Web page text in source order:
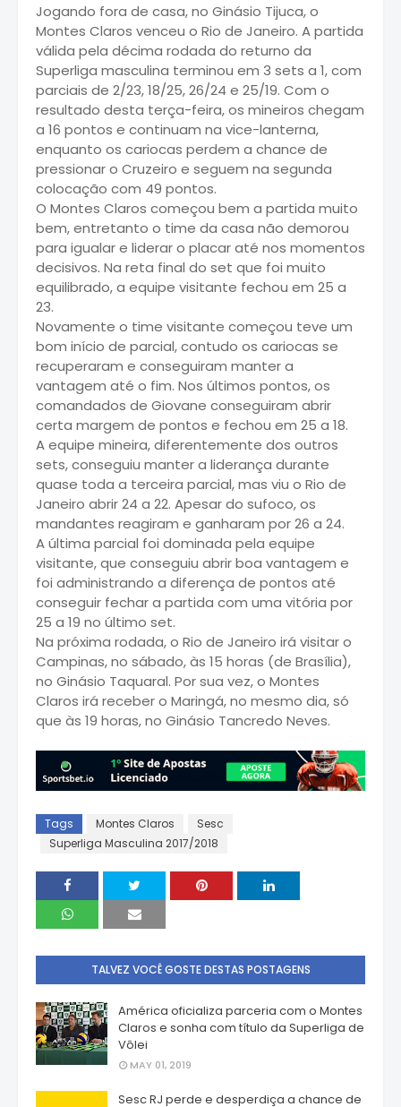
Jogando fora de casa, no Ginásio Tijuca, o
Montes Claros venceu o Rio de Janeiro. A partida
válida pela décima rodada do returno da
Superliga masculina terminou em 3 sets a 1, com
parciais de 2/23, 18/25, 26/24 e 25/19. Com o
resultado desta terça-feira, os mineiros chegam
a 16 pontos e continuam na vice-lanterna,
enquanto os cariocas perdem a chance de
pressionar o Cruzeiro e seguem na segunda
colocação com 49 pontos.
O Montes Claros começou bem a partida muito
bem, entretanto o time da casa não demorou
para igualar e liderar o placar até nos momentos
decisivos. Na reta final do set que foi muito
equilibrado, a equipe visitante fechou em 25 a
23.
Novamente o time visitante começou teve um
bom início de parcial, contudo os cariocas se
recuperaram e conseguiram manter a
vantagem até o fim. Nos últimos pontos, os
comandados de Giovane conseguiram abrir
certa margem de pontos e fechou em 25 a 18.
A equipe mineira, diferentemente dos outros
sets, conseguiu manter a liderança durante
quase toda a terceira parcial, mas viu o Rio de
Janeiro abrir 24 a 22. Apesar do sufoco, os
mandantes reagiram e ganharam por 26 a 24.
A última parcial foi dominada pela equipe
visitante, que conseguiu abrir boa vantagem e
foi administrando a diferença de pontos até
conseguir fechar a partida com uma vitória por
25 a 19 no último set.
Na próxima rodada, o Rio de Janeiro irá visitar o
Campinas, no sábado, às 15 horas (de Brasília),
no Ginásio Taquaral. Por sua vez, o Montes
Claros irá receber o Maringá, no mesmo dia, só
que às 19 horas, no Ginásio Tancredo Neves.
Tags Montes Claros
Sesc
Superliga Masculina 2017/2018
TALVEZ VOCÊ GOSTE DESTAS POSTAGENS
América oficializa parceria com o Montes
Claros e sonha com título da Superliga de
Vôlei
MAY 01, 2019
Sesc RJ perde e desperdiça a chance de